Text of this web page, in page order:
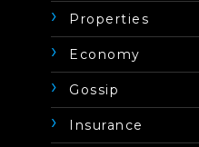
Properties
Economy
Gossip
Insurance